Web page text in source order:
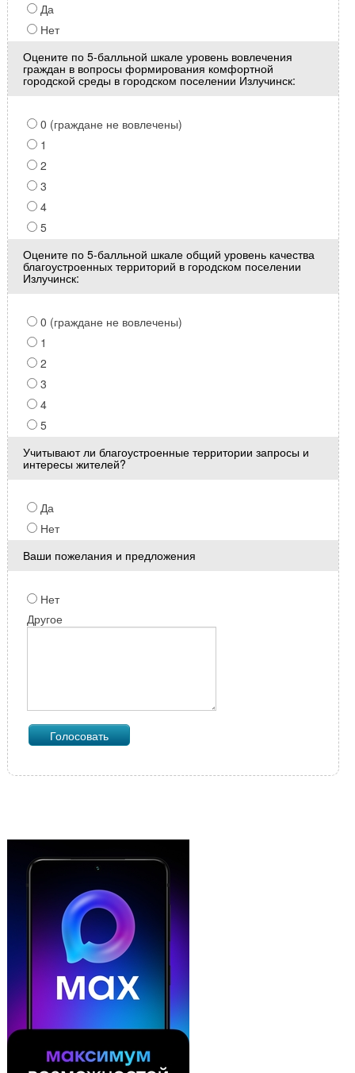
Да
Нет
Оцените по 5-балльной шкале уровень вовлечения
граждан в вопросы формирования комфортной
городской среды в городском поселении Излучинск:
0 (граждане не вовлечены)
1
2
3
4
5
Оцените по 5-балльной шкале общий уровень качества
благоустроенных территорий в городском поселении
Излучинск:
0 (граждане не вовлечены)
1
2
3
4
5
Учитывают ли благоустроенные территории запросы и
интересы жителей?
Да
Нет
Ваши пожелания и предложения
Нет
Другое